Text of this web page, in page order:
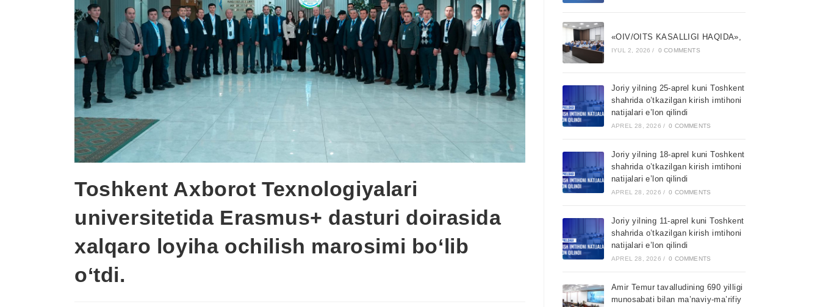
Toshkent Axborot Texnologiyalari
universitetida Erasmus+ dasturi doirasida
xalqaro loyiha ochilish marosimi bo‘lib
o‘tdi.
«OIV/OITS KASALLIGI HAQIDA»,
IYUL 2, 2026 / 0 COMMENTS
Joriy yilning 25-aprel kuni Toshkent
shahrida o’tkazilgan kirish imtihoni
natijalari e’lon qilindi
APREL 28, 2026 / 0 COMMENTS
Joriy yilning 18-aprel kuni Toshkent
shahrida o’tkazilgan kirish imtihoni
natijalari e’lon qilindi
APREL 28, 2026 / 0 COMMENTS
Joriy yilning 11-aprel kuni Toshkent
shahrida o’tkazilgan kirish imtihoni
natijalari e’lon qilindi
APREL 28, 2026 / 0 COMMENTS
Amir Temur tavalludining 690 yilligi
munosabati bilan ma’naviy-ma’rifiy